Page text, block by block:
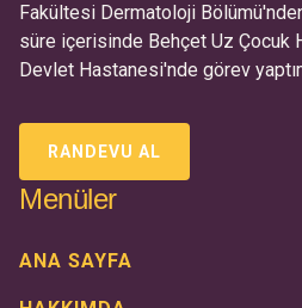
Fakültesi Dermatoloji
süre içerisinde Behçet Uz Çocuk
Devlet Hastanesi'nde görev
RANDEVU AL
Menüler
ANA SAYFA